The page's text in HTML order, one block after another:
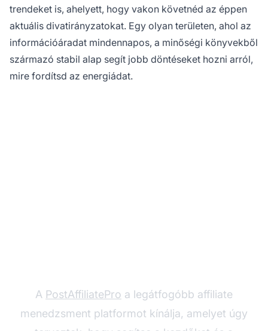
trendeket is, ahelyett, hogy vakon követnéd az éppen
aktuális divatirányzatokat. Egy olyan területen, ahol az
információáradat mindennapos, a minőségi könyvekből
származó stabil alap segít jobb döntéseket hozni arról,
mire fordítsd az energiádat.
A PostAffiliatePro a legátfogóbb affiliate
menedzsment platformot kínálja, amelyet úgy